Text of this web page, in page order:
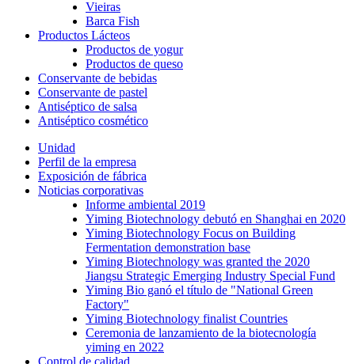
Vieiras
Barca Fish
Productos Lácteos
Productos de yogur
Productos de queso
Conservante de bebidas
Conservante de pastel
Antiséptico de salsa
Antiséptico cosmético
Unidad
Perfil de la empresa
Exposición de fábrica
Noticias corporativas
Informe ambiental 2019
Yiming Biotechnology debutó en Shanghai en 2020
Yiming Biotechnology Focus on Building
Fermentation demonstration base
Yiming Biotechnology was granted the 2020
Jiangsu Strategic Emerging Industry Special Fund
Yiming Bio ganó el título de "National Green
Factory"
Yiming Biotechnology finalist Countries
Ceremonia de lanzamiento de la biotecnología
yiming en 2022